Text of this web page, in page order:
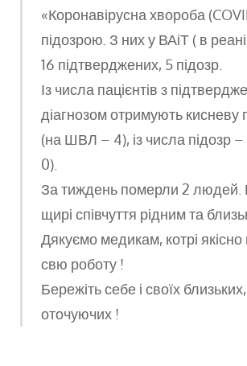
«Коронавірусна хвороба
підозрою. З них у ВАіТ ( в
16 підтверджених, 5 підозр.
Із числа пацієнтів з
діагнозом отримують кисневу
(на ШВЛ – 4), із числа підозр
0).
За тиждень померли 2
щирі співчуття рідним та
Дякуємо медикам, котрі
свю роботу !
Бережіть себе і своїх
оточуючих !